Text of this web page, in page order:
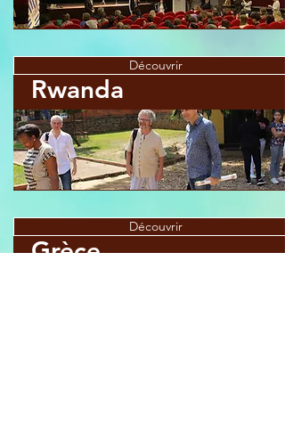
Rwanda
Découvrir
Grèce
Découvrir